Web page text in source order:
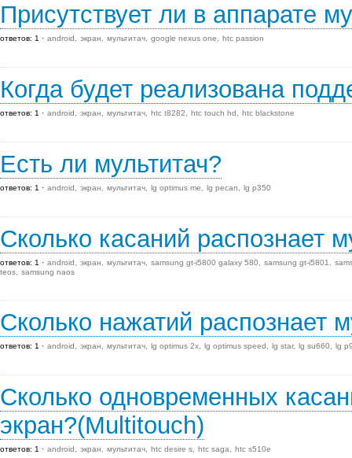
Присутствует ли в аппарате
ответов: 1 android экран мультитач google nexus one htc passion
Когда будет реализована
ответов: 1 android экран мультитач htc t8282 htc touch hd htc blackstone
Есть ли мультитач?
ответов: 1 android экран мультитач lg optimus me lg pecan lg p350
Сколько касаний распознает
ответов: 1 android экран мультитач samsung gt-i5800 galaxy 580 samsung gt-i5801
teos
samsung naos
Сколько нажатий распознает
ответов: 1 android экран мультитач lg optimus 2x lg optimus speed lg star lg su660 lg
Сколько одновременных
экран?(Multitouch)
ответов: 1 android экран мультитач htc desire s htc saga htc s510e